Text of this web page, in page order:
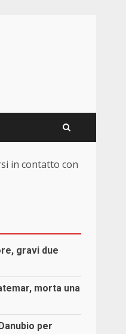
in contatto con
gravi due
morta una
per